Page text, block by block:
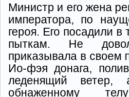
Министр и его жена
императора, по
героя. Его посадили
пыткам. Не
приказывала в своем
Ио-фэя донага,
леденящий ветер,
обнаженному